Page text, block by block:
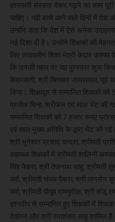
ज्ञानरूपी संस्कार देकर गढ़ने का काम
चाहिए। यही बच्चे आने वाले दिनों में देश
उन्होंने कहा कि देश में ऐसे अनेक
नई दिशा दी है। उन्होंने शिक्षकों की
लिए तत्कालीन शिक्षा मंत्री केदार कश्यप
कि उनकी पहल पर यह पुरस्कार शुरू
केसरवानी, श्री चित्तावर जायसवाल,
किया। शिक्षादूत से सम्मानित शिक्षकों
प्रतीक चिन्ह, श्रीफल एवं साल भेंट की
सम्मानित शिक्षकों को 7 हजार रूपए
एवं साल मुख्य अतिथि के द्वारा भेंट की गई
श्री भुनेश्वर प्रसाद चन्द्रा, श्रीमती
सहायक शिक्षकों में श्रीमती शालिनी
सिंह पैकरा, श्री तेजनाथ साहू, श्रीमती
वर्मा, श्रीमती संध्या पैकरा, श्री तानसेन
वर्मा, श्रीमती पीयूष रामपुरीक, श्री संजू
ज्ञानदीप से सम्मानित हुए शिक्षकों में
देवांगन और श्री रमाशंकर साहू शामिल